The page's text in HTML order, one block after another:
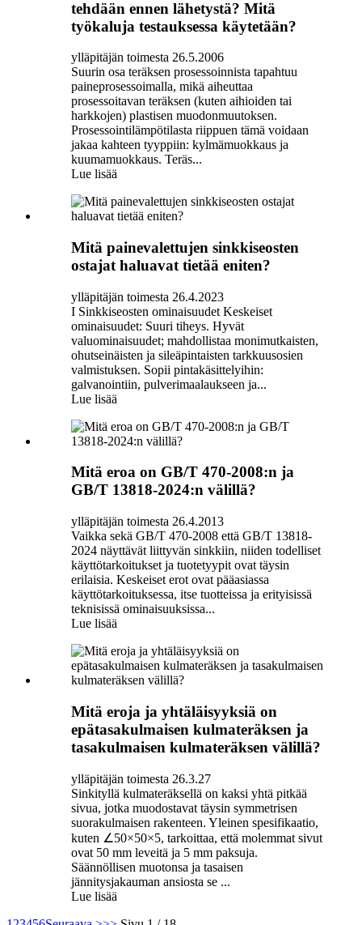
tehdään ennen lähetystä? Mitä
työkaluja testauksessa käytetään?
ylläpitäjän toimesta 26.5.2006
Suurin osa teräksen prosessoinnista tapahtuu
paineprosessoimalla, mikä aiheuttaa
prosessoitavan teräksen (kuten aihioiden tai
harkkojen) plastisen muodonmuutoksen.
Prosessointilämpötilasta riippuen tämä voidaan
jakaa kahteen tyyppiin: kylmämuokkaus ja
kuumamuokkaus. Teräs...
Lue lisää
Mitä painevalettujen sinkkiseosten
ostajat haluavat tietää eniten?
ylläpitäjän toimesta 26.4.2023
I Sinkkiseosten ominaisuudet Keskeiset
ominaisuudet: Suuri tiheys. Hyvät
valuominaisuudet; mahdollistaa monimutkaisten,
ohutseinäisten ja sileäpintaisten tarkkuusosien
valmistuksen. Sopii pintakäsittelyihin:
galvanointiin, pulverimaalaukseen ja...
Lue lisää
Mitä eroa on GB/T 470-2008:n ja
GB/T 13818-2024:n välillä?
ylläpitäjän toimesta 26.4.2013
Vaikka sekä GB/T 470-2008 että GB/T 13818-
2024 näyttävät liittyvän sinkkiin, niiden todelliset
käyttötarkoitukset ja tuotetyypit ovat täysin
erilaisia. Keskeiset erot ovat pääasiassa
käyttötarkoituksessa, itse tuotteissa ja erityisissä
teknisissä ominaisuuksissa...
Lue lisää
Mitä eroja ja yhtäläisyyksiä on
epätasakulmaisen kulmateräksen ja
tasakulmaisen kulmateräksen välillä?
ylläpitäjän toimesta 26.3.27
Sinkityllä kulmateräksellä on kaksi yhtä pitkää
sivua, jotka muodostavat täysin symmetrisen
suorakulmaisen rakenteen. Yleinen spesifikaatio,
kuten ∠50×50×5, tarkoittaa, että molemmat sivut
ovat 50 mm leveitä ja 5 mm paksuja.
Säännöllisen muotonsa ja tasaisen
jännitysjakauman ansiosta se ...
Lue lisää